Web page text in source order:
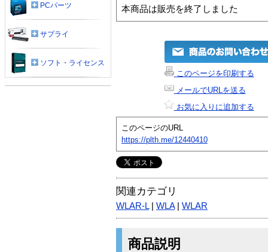
本商品は販売を終了しました
このページを印刷する
メールでURLを送る
お気に入りに追加する
このページのURL
https://plth.me/12440410
関連カテゴリ
WLAR-L| WLA| WLAR
商品説明
PCパーツ
サプライ
ソフト・ライセンス